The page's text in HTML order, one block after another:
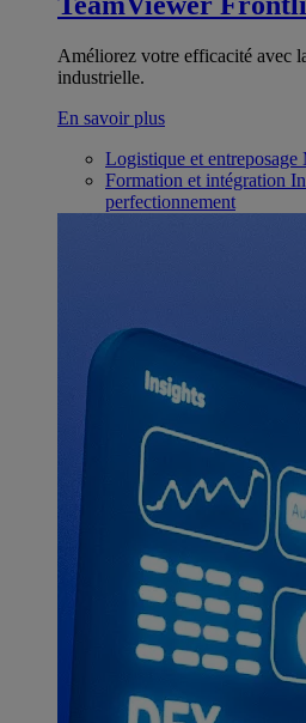
Améliorez votre efficacité avec
industrielle.
En savoir plus
Logistique et entreposage
Formation et intégration
perfectionnement